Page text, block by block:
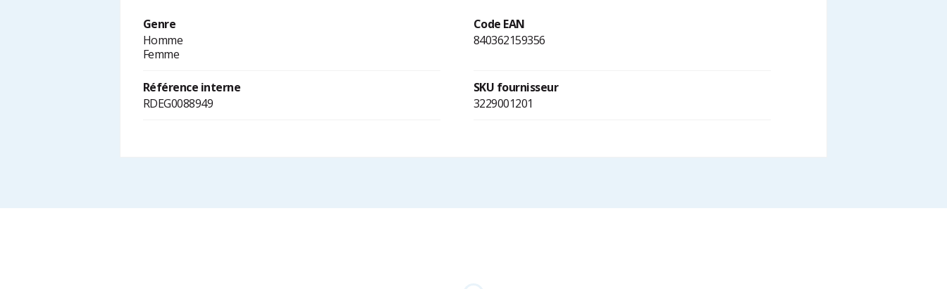
Genre
Homme
Femme
Code EAN
840362159356
Référence interne
RDEG0088949
SKU fournisseur
3229001201